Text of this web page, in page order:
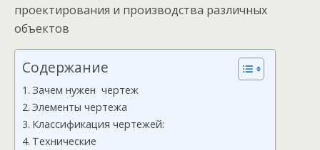
проектирования и производства различных
объектов
Содержание
Зачем нужен чертеж
Элементы чертежа
Классификация чертежей:
Технические